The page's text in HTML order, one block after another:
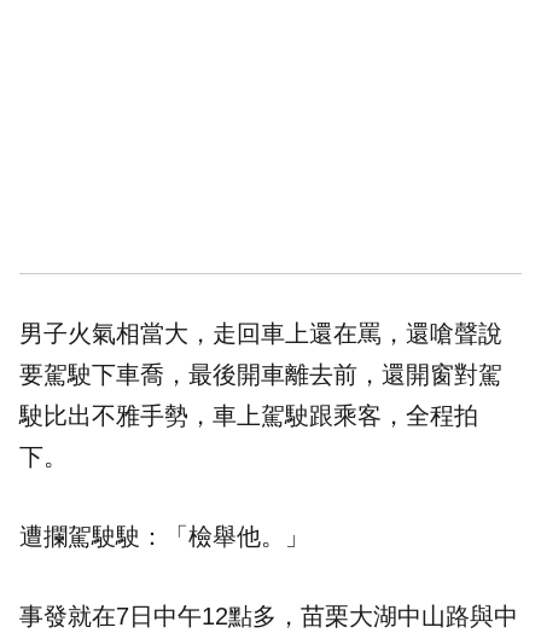
男子火氣相當大，走回車上還在罵，還嗆聲說
要駕駛下車喬，最後開車離去前，還開窗對駕
駛比出不雅手勢，車上駕駛跟乘客，全程拍
下。
遭攔駕駛駛：「檢舉他。」
事發就在7日中午12點多，苗栗大湖中山路與中